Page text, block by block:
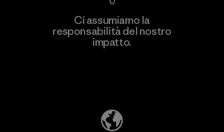
Scopri di più
Ci assumiamo la
responsabilità del nostro
impatto.